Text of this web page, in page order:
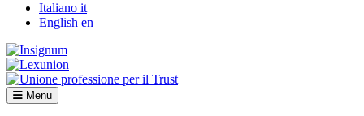
Italiano it
English en
Menu